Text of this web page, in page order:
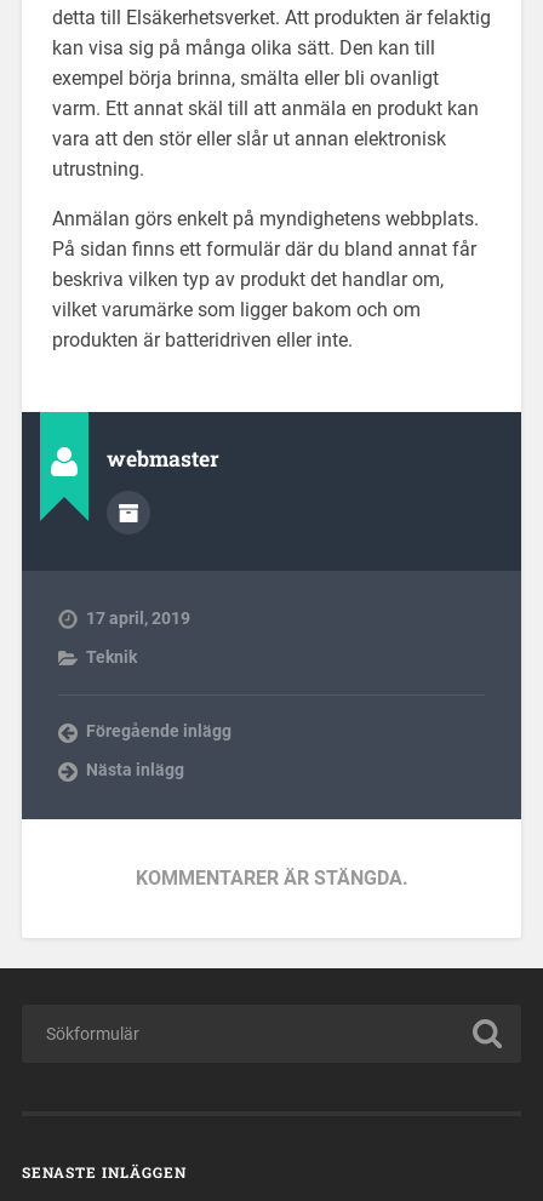
detta till Elsäkerhetsverket. Att produkten är felaktig
kan visa sig på många olika sätt. Den kan till
exempel börja brinna, smälta eller bli ovanligt
varm. Ett annat skäl till att anmäla en produkt kan
vara att den stör eller slår ut annan elektronisk
utrustning.
Anmälan görs enkelt på myndighetens webbplats.
På sidan finns ett formulär där du bland annat får
beskriva vilken typ av produkt det handlar om,
vilket varumärke som ligger bakom och om
produkten är batteridriven eller inte.
webmaster
17 april, 2019
Teknik
Föregående inlägg
Nästa inlägg
KOMMENTARER ÄR STÄNGDA.
SENASTE INLÄGGEN